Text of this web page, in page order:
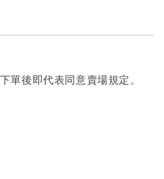
單後即代表同意賣場規定。